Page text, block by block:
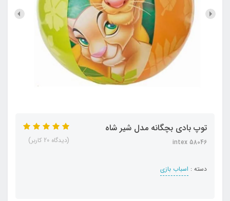
توپ بادی بچگانه مدل شیر شاه
intex 58046
دسته : اسباب بازی
(دیدگاه 20 کاربر)